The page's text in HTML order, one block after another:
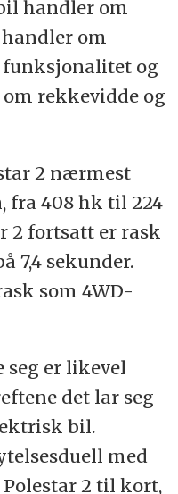
handler om
om
funksjonalitet og
rekkevidde og
2 nærmest
fra 408 hk til 224
2 fortsatt er rask
7,4 sekunder.
som 4WD-
seg er likevel
det lar seg
bil.
med
2 til kort,